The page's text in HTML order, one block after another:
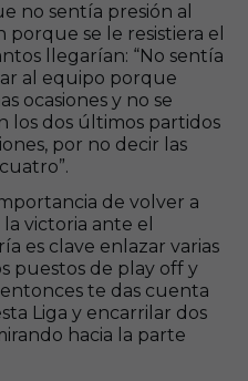
no sentía presión al
se le resistiera el
llegarían: “No sentía
al equipo porque
ocasiones y no se
los dos últimos partidos
por no decir las
de volver a
victoria ante el
es clave enlazar varias
puestos de play off y
te das cuenta
Liga y encarrilar dos
hacia la parte